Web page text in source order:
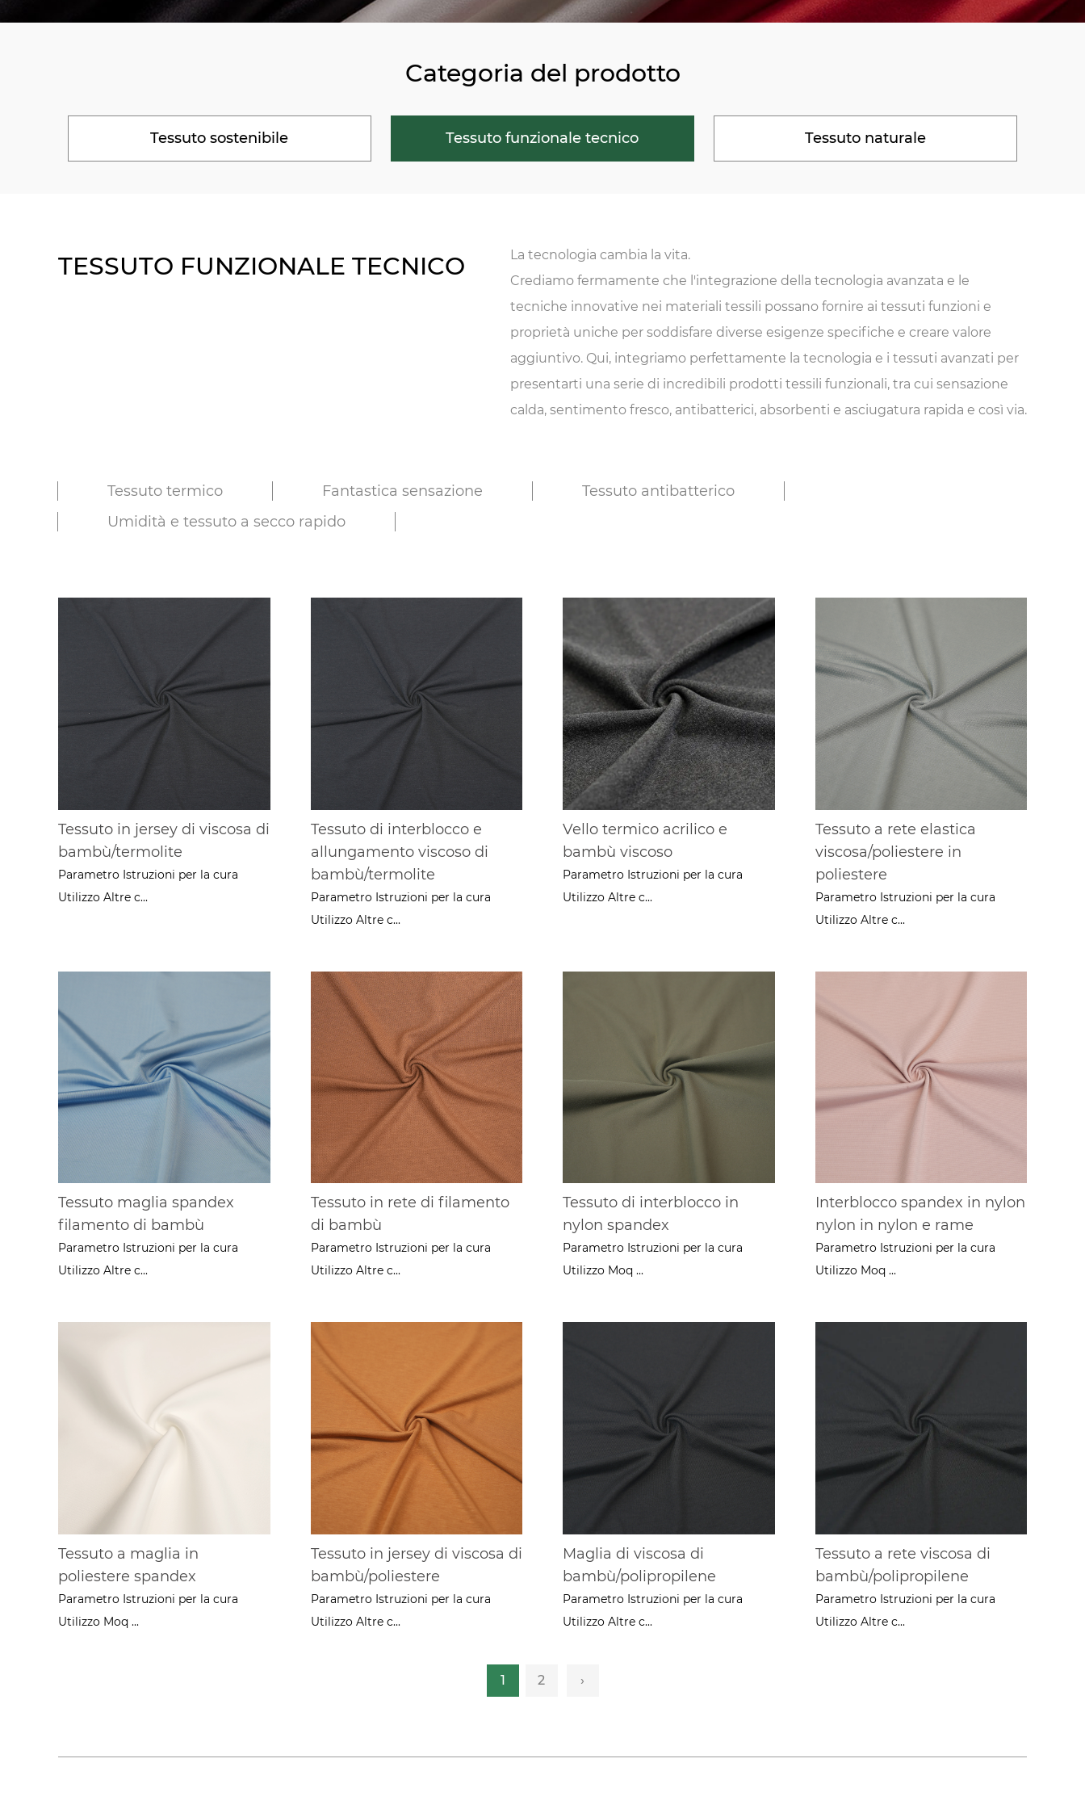
Categoria del prodotto
Tessuto sostenibile Tessuto funzionale tecnico Tessuto naturale
TESSUTO FUNZIONALE TECNICO
La tecnologia cambia la vita.
Crediamo fermamente che l'integrazione della tecnologia avanzata e le
tecniche innovative nei materiali tessili possano fornire ai tessuti funzioni e
proprietà uniche per soddisfare diverse esigenze specifiche e creare valore
aggiuntivo. Qui, integriamo perfettamente la tecnologia e i tessuti avanzati per
presentarti una serie di incredibili prodotti tessili funzionali, tra cui sensazione
calda, sentimento fresco, antibatterici, absorbenti e asciugatura rapida e così via.
Tessuto termico Fantastica sensazione
Tessuto antibatterico
Umidità e tessuto a secco rapido
Tessuto in jersey di viscosa di
bambù/termolite
Parametro Istruzioni per la cura
Utilizzo Altre c...
Tessuto di interblocco e
allungamento viscoso di
bambù/termolite
Parametro Istruzioni per la cura
Utilizzo Altre c...
Vello termico acrilico e
bambù viscoso
Parametro Istruzioni per la cura
Utilizzo Altre c...
Tessuto a rete elastica
viscosa/poliestere in
poliestere
Parametro Istruzioni per la cura
Utilizzo Altre c...
Tessuto maglia spandex
filamento di bambù
Parametro Istruzioni per la cura
Utilizzo Altre c...
Tessuto in rete di filamento
di bambù
Parametro Istruzioni per la cura
Utilizzo Altre c...
Tessuto di interblocco in
nylon spandex
Parametro Istruzioni per la cura
Utilizzo Moq ...
Interblocco spandex in nylon
nylon in nylon e rame
Parametro Istruzioni per la cura
Utilizzo Moq ...
Tessuto a maglia in
poliestere spandex
Parametro Istruzioni per la cura
Utilizzo Moq ...
Tessuto in jersey di viscosa di
bambù/poliestere
Parametro Istruzioni per la cura
Utilizzo Altre c...
Maglia di viscosa di
bambù/polipropilene
Parametro Istruzioni per la cura
Utilizzo Altre c...
Tessuto a rete viscosa di
bambù/polipropilene
Parametro Istruzioni per la cura
Utilizzo Altre c...
1 2 ›